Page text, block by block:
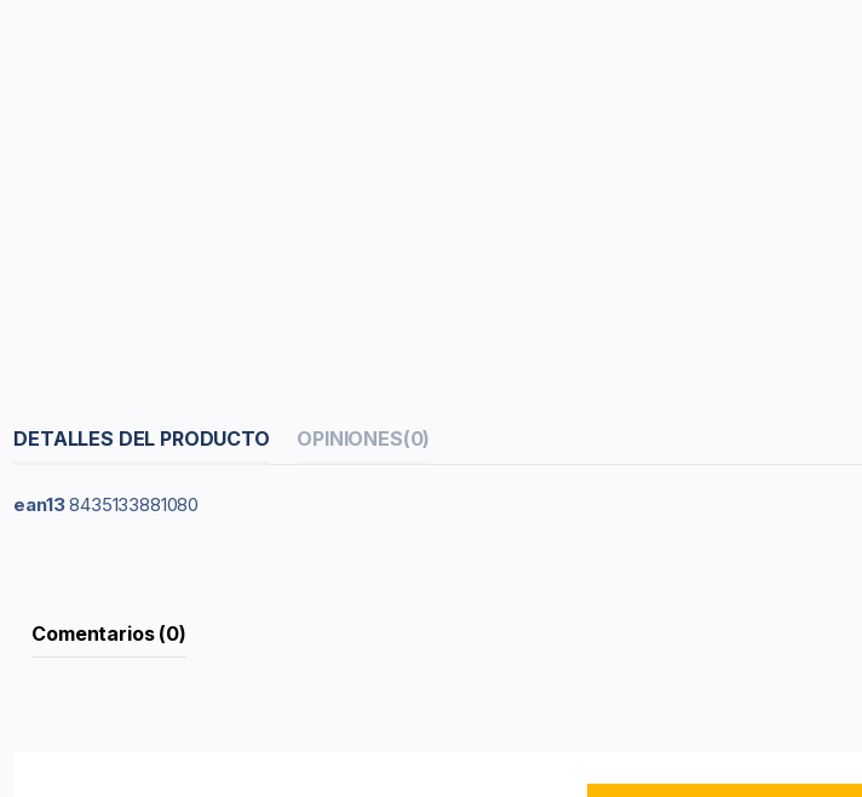
DETALLES DEL PRODUCTO OPINIONES(0)
ean13 8435133881080
Comentarios (0)